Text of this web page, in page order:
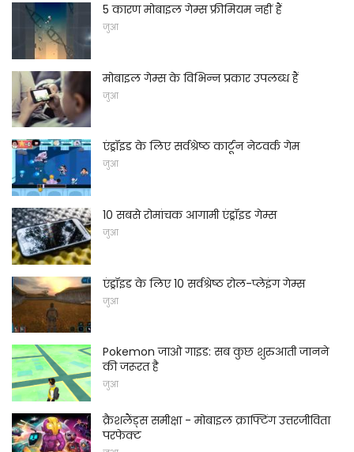
5 कारण मोबाइल गेम्स फ्रीमियम नहीं हैं
जुआ
मोबाइल गेम्स के विभिन्न प्रकार उपलब्ध हैं
जुआ
एंड्रॉइड के लिए सर्वश्रेष्ठ कार्टून नेटवर्क गेम
जुआ
10 सबसे रोमांचक आगामी एंड्रॉइड गेम्स
जुआ
एंड्रॉइड के लिए 10 सर्वश्रेष्ठ रोल-प्लेइंग गेम्स
जुआ
Pokemon जाओ गाइड: सब कुछ शुरुआती जानने
की जरूरत है
जुआ
क्रैशलैंड्स समीक्षा - मोबाइल क्राफ्टिंग उत्तरजीविता
परफेक्ट